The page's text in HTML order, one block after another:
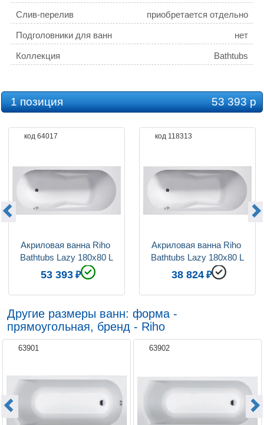
Слив-перелив приобретается отдельно
Подголовники для ванн нет
Коллекция Bathtubs
1 позиция 53 393 р
код 64017
Акриловая ванна Riho
Bathtubs Lazy 180х80 L
53 393
код 118313
Акриловая ванна Riho
Bathtubs Lazy 180x80 L
38 824
Другие размеры ванн: форма -
прямоугольная, бренд - Riho
63901 63902